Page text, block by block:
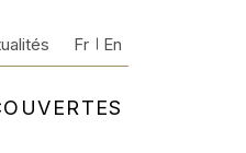
Fr En